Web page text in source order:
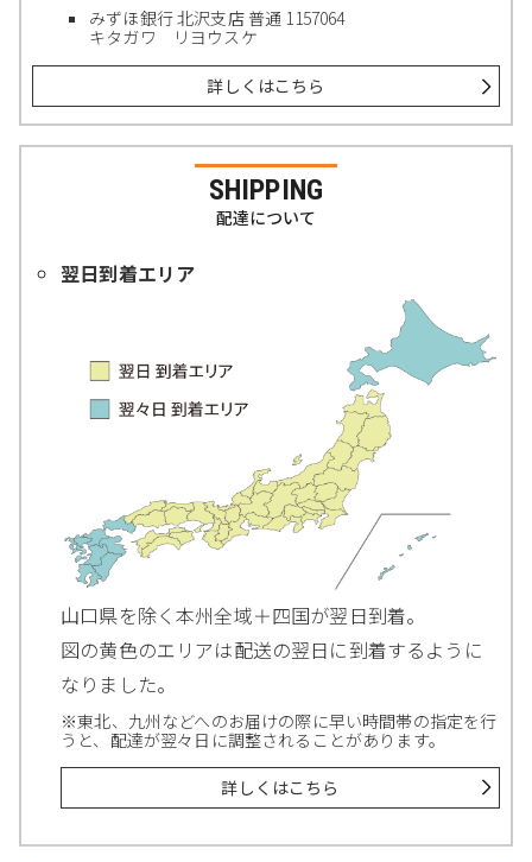
みずほ銀行 北沢支店 普通 1157064
キタガワ リヨウスケ
詳しくはこちら
SHIPPING
配達について
翌日到着エリア
山口県を除く本州全域＋四国が翌日到着。
図の黄色のエリアは配送の翌日に到着するように
なりました。
※東北、九州などへのお届けの際に早い時間帯の指定を行
うと、配達が翌々日に調整されることがあります。
詳しくはこちら